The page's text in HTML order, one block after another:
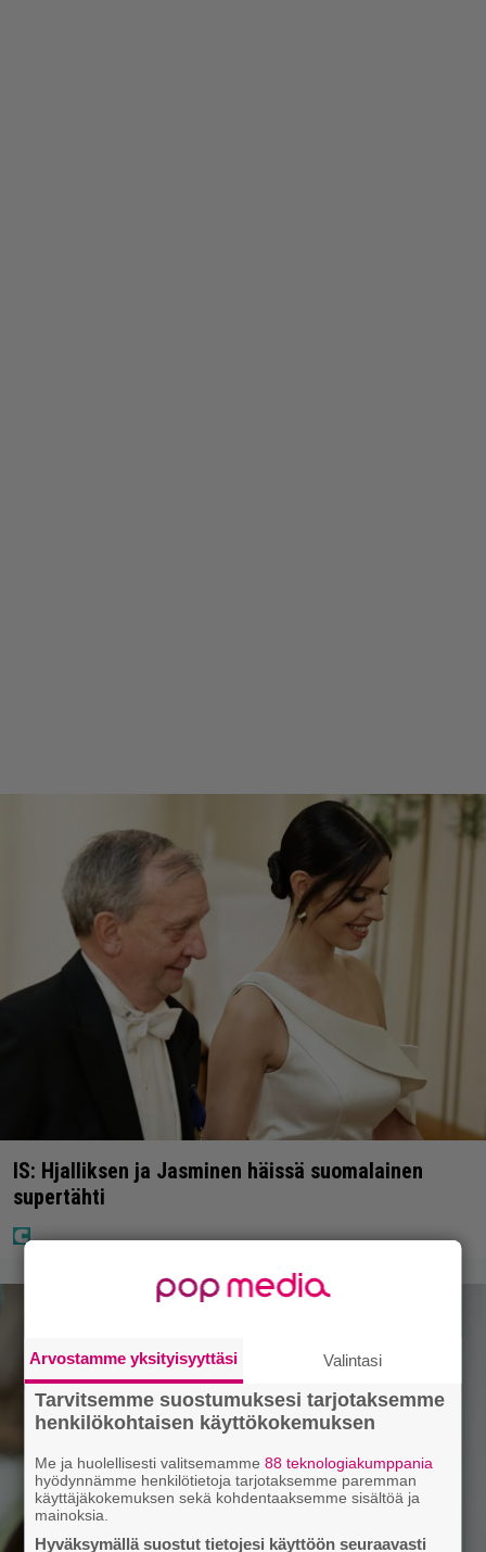
IS: Hjalliksen ja Jasminen häissä suomalainen
supertähti
Arvostamme yksityisyyttäsi Valintasi
Tarvitsemme suostumuksesi tarjotaksemme
henkilökohtaisen käyttökokemuksen
Me ja huolellisesti valitsemamme88 teknologiakumppania
hyödynnämme henkilötietoja tarjotaksemme paremman
käyttäjäkokemuksen sekä kohdentaaksemme sisältöä ja
mainoksia.
Hyväksymällä suostut tietojesi käyttöön seuraavasti